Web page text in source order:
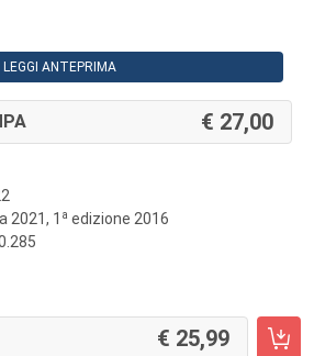
LEGGI ANTEPRIMA
27,00
2021, 1 a edizione 2016
25,99